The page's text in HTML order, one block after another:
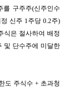
를 구주주(신주인수
신주 1 주당0.2주)
식은 절사하여 배정
및 단수주에 미달한
도 주식수 + 초과청